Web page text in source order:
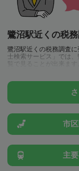
鷺沼駅近くの税
鷺沼駅近くの税務調査
士検索サービス」では
覧で見ることが出来ま
隣の税理士に相談して
市
主